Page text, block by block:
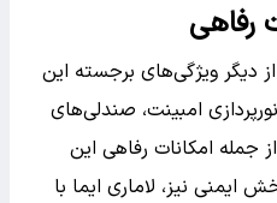
رفاهی
دیگر ویژگی‌های برجسته این
امبینت، صندلی‌های
جمله امکانات رفاهی این
نیز، لاماری ایما با